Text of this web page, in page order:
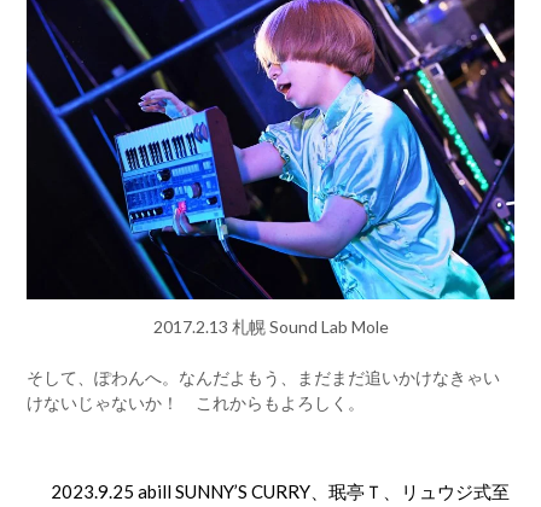
2017.2.13 札幌 Sound Lab Mole
そして、ぽわんへ。なんだよもう、まだまだ追いかけなきゃい
けないじゃないか！ これからもよろしく。
2023.9.25 abill SUNNY’S CURRY、珉亭Ｔ、リュウジ式至